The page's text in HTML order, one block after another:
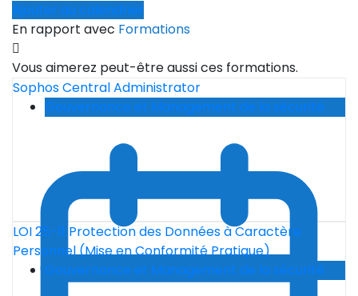
Ajouter au calendrier
En rapport avec Formations
Vous aimerez peut-être aussi ces formations.
Sophos Central Administrator
Gouvernance et Management de la sécurité
LOI 25-11 Protection des Données à Caractère
Personnel (Mise en Conformité Pratique)
Gouvernance et Management de la sécurité